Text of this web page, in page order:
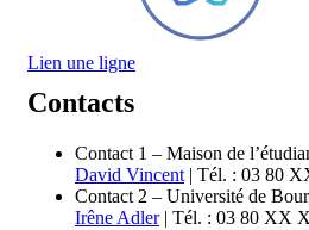
Lien une ligne
Contacts
Contact 1 – Maison de
David Vincent | Tél. : 03 80
Contact 2 – Université de
Irêne Adler| Tél. : 03 80 XX